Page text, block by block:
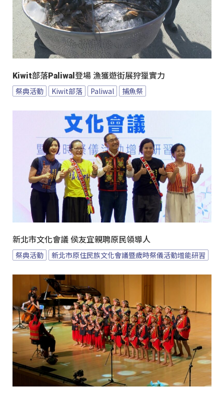
Kiwit部落Paliwal登場 漁獲遊街展狩獵實力
祭典活動 Kiwit部落 Paliwal 捕魚祭
新北市文化會議 侯友宜親聘原民領導人
祭典活動 新北市原住民族文化會議暨歲時祭儀活動增能研習